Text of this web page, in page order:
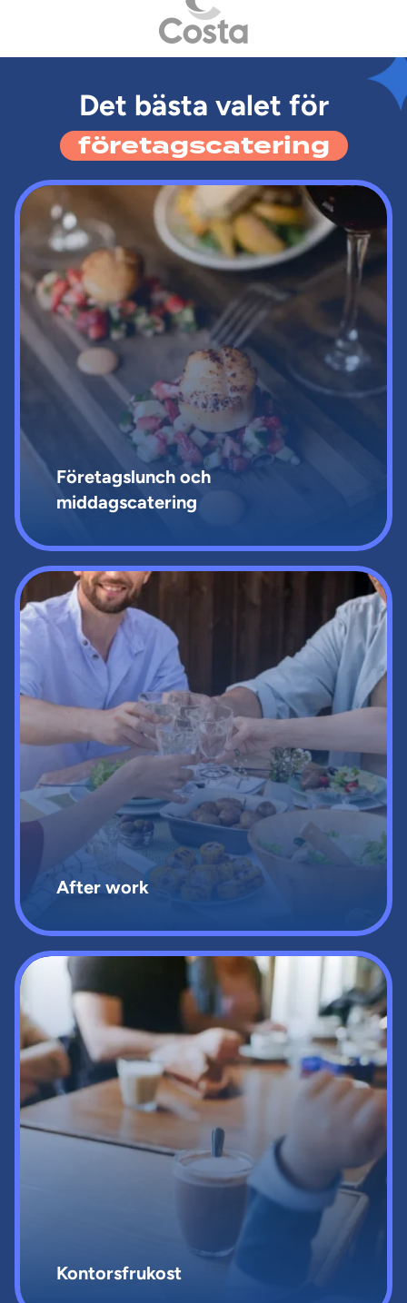
Det bästa valet för
företagscatering
Företagslunch och
middagscatering
After work
Kontorsfrukost